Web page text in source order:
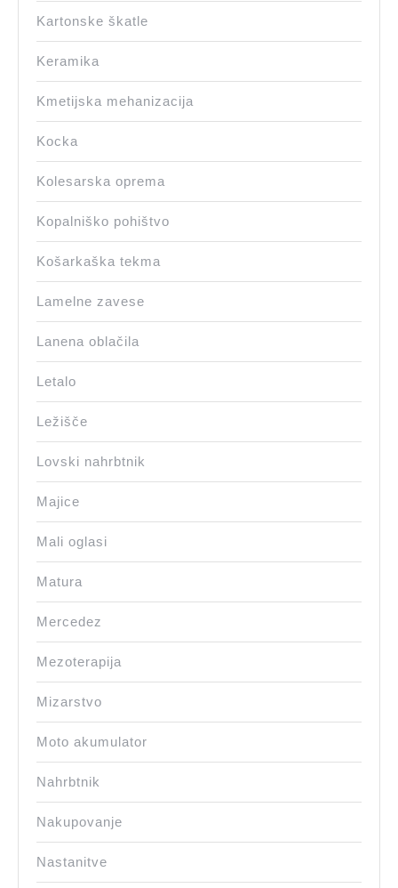
Kartonske škatle
Keramika
Kmetijska mehanizacija
Kocka
Kolesarska oprema
Kopalniško pohištvo
Košarkaška tekma
Lamelne zavese
Lanena oblačila
Letalo
Ležišče
Lovski nahrbtnik
Majice
Mali oglasi
Matura
Mercedez
Mezoterapija
Mizarstvo
Moto akumulator
Nahrbtnik
Nakupovanje
Nastanitve